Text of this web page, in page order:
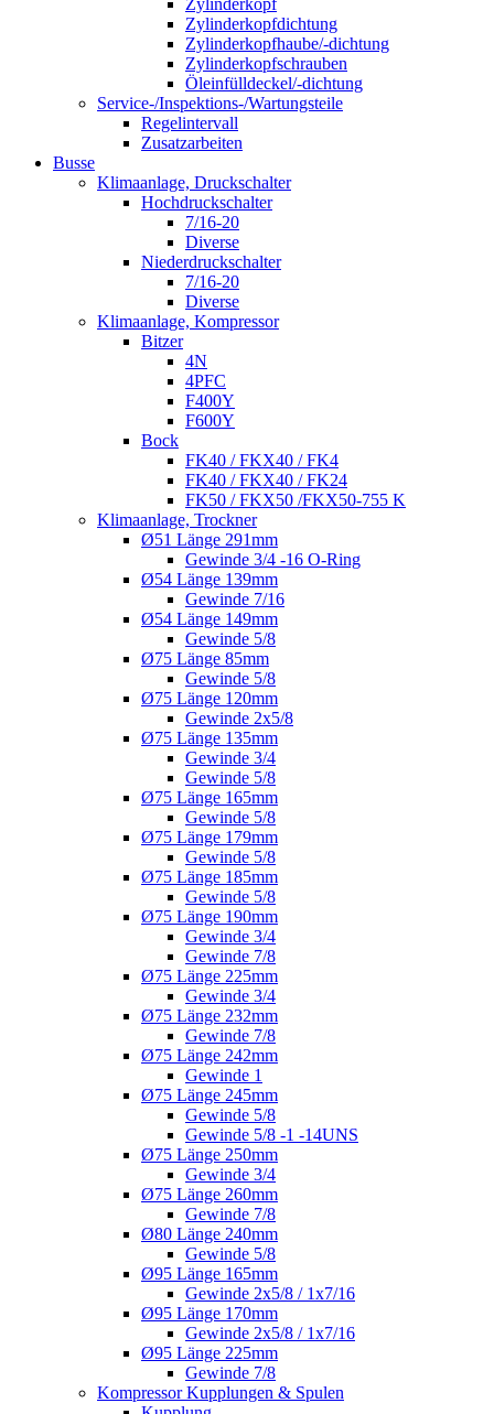
Zylinderkopf
Zylinderkopfdichtung
Zylinderkopfhaube/-dichtung
Zylinderkopfschrauben
Öleinfülldeckel/-dichtung
Service-/Inspektions-/Wartungsteile
Regelintervall
Zusatzarbeiten
Busse
Klimaanlage, Druckschalter
Hochdruckschalter
7/16-20
Diverse
Niederdruckschalter
7/16-20
Diverse
Klimaanlage, Kompressor
Bitzer
4N
4PFC
F400Y
F600Y
Bock
FK40 / FKX40 / FK4
FK40 / FKX40 / FK24
FK50 / FKX50 /FKX50-755 K
Klimaanlage, Trockner
Ø51 Länge 291mm
Gewinde 3/4 -16 O-Ring
Ø54 Länge 139mm
Gewinde 7/16
Ø54 Länge 149mm
Gewinde 5/8
Ø75 Länge 85mm
Gewinde 5/8
Ø75 Länge 120mm
Gewinde 2x5/8
Ø75 Länge 135mm
Gewinde 3/4
Gewinde 5/8
Ø75 Länge 165mm
Gewinde 5/8
Ø75 Länge 179mm
Gewinde 5/8
Ø75 Länge 185mm
Gewinde 5/8
Ø75 Länge 190mm
Gewinde 3/4
Gewinde 7/8
Ø75 Länge 225mm
Gewinde 3/4
Ø75 Länge 232mm
Gewinde 7/8
Ø75 Länge 242mm
Gewinde 1
Ø75 Länge 245mm
Gewinde 5/8
Gewinde 5/8 -1 -14UNS
Ø75 Länge 250mm
Gewinde 3/4
Ø75 Länge 260mm
Gewinde 7/8
Ø80 Länge 240mm
Gewinde 5/8
Ø95 Länge 165mm
Gewinde 2x5/8 / 1x7/16
Ø95 Länge 170mm
Gewinde 2x5/8 / 1x7/16
Ø95 Länge 225mm
Gewinde 7/8
Kompressor Kupplungen & Spulen